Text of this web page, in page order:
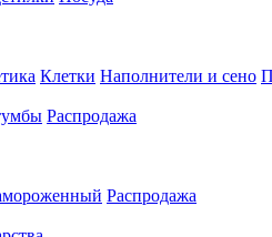
Клетки Наполнители и сено
Распродажа
Распродажа